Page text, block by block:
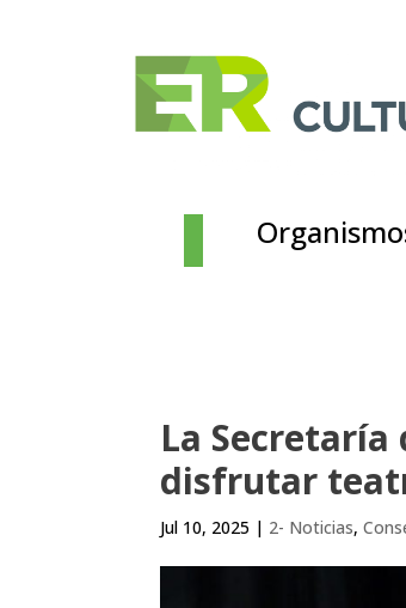
La
disfrutar
Jul 10, 2025 | 2- Noticias,